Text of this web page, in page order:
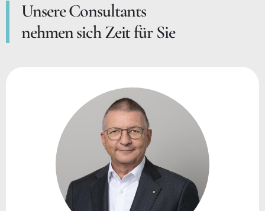
Unsere Consultants
nehmen sich Zeit für Sie